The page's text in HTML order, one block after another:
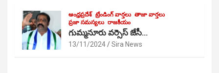
ఆంధ్రప్రదేశ్ ట్రేండింగ్ వార్తలు తాజా వార్తలు
ప్రజా సమస్యలు రాజకీయం
గుమ్మనూరు వర్సెస్ జేసీ…
13/11/2024 Sira News